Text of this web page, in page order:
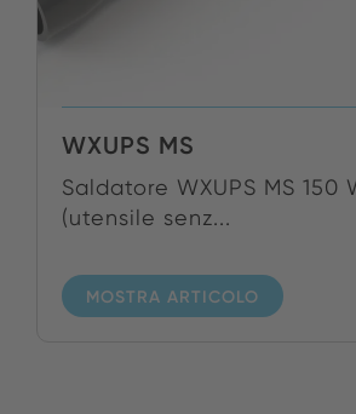
WXUPS MS
Saldatore WXUPS MS 150
(utensile senz...
MOSTRA ARTICOLO